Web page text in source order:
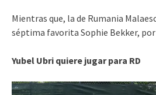
Mientras que, la de Rumania
séptima favorita Sophie Bekker, por
Yubel Ubri quiere jugar para RD